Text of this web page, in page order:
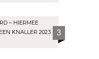
– HIERMEE
KNALLER 2023
3